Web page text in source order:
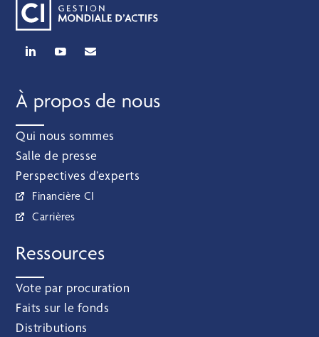
À propos de nous
Qui nous sommes
Salle de presse
Perspectives d’experts
Financière CI
Carrières
Ressources
Vote par procuration
Faits sur le fonds
Distributions